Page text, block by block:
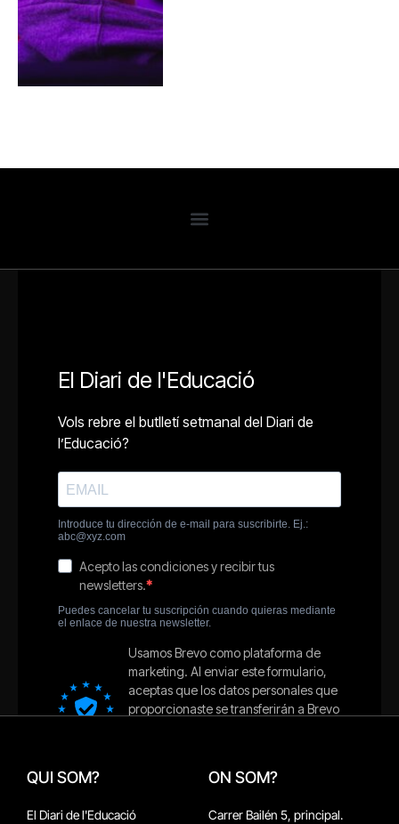
QUI SOM?
El Diari de l'Educació
ON SOM?
Carrer Bailén 5, principal.